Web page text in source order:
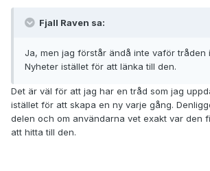
Fjall Raven sa:
Ja, men jag förstår ändå inte vaför tråden
Nyheter istället för att länka till den.
Det är väl för att jag har en tråd som jag
istället för att skapa en ny varje gång.
delen och om användarna vet exakt var den
att hitta till den.